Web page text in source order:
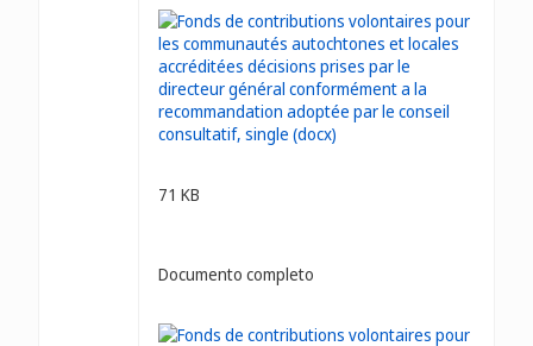
71 KB
Documento completo